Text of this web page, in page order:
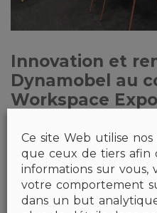
Innovation et
Dynamobel au
Workspace
Du 25 au 27 mars 2025,
sa troisième participation
Workspace Expo de Paris.
Ce site Web utilise nos
que ceux de tiers afin
informations sur vous,
votre comportement
dans un but